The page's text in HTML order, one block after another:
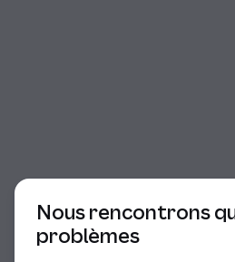
Nous rencontrons
problèmes